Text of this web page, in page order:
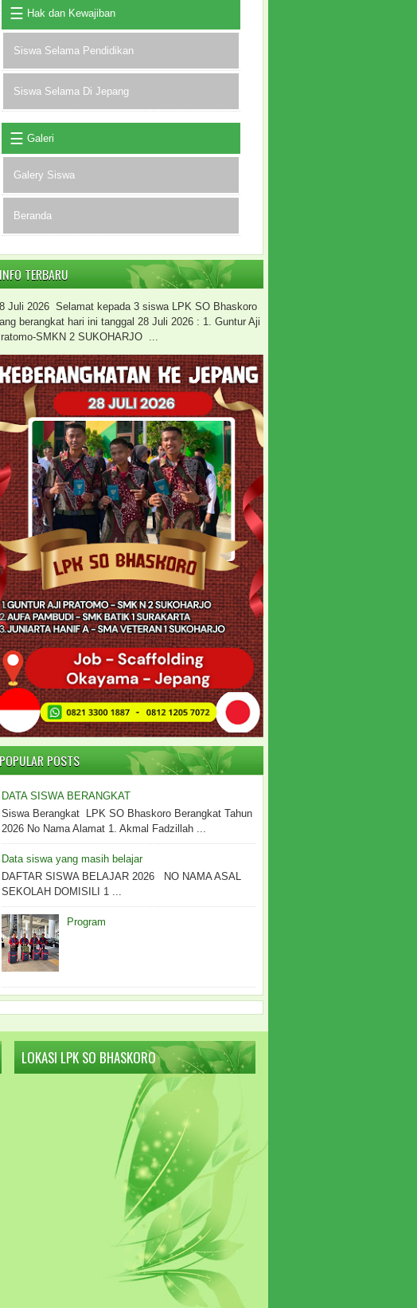
Hak dan Kewajiban
Siswa Selama Pendidikan
Siswa Selama Di Jepang
Galeri
Galery Siswa
Beranda
INFO TERBARU
Juli 2026 Selamat kepada 3 siswa LPK SO Bhaskoro
berangkat hari ini tanggal 28 Juli 2026 : 1. Guntur Aji
SMKN 2 SUKOHARJO ...
POPULAR POSTS
DATA SISWA BERANGKAT
Siswa Berangkat LPK SO Bhaskoro Berangkat Tahun
2026 No Nama Alamat 1. Akmal Fadzillah ...
Data siswa yang masih belajar
DAFTAR SISWA BELAJAR 2026 NO NAMA ASAL
SEKOLAH DOMISILI 1 ...
Program
LOKASI LPK SO BHASKORO